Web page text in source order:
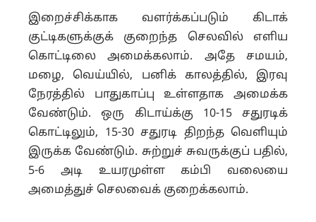
இறைச்சிக்காக வளர்க்கப்படும் கிடாக்
குட்டிகளுக்குக் குறைந்த செலவில் எளிய
கொட்டிலை அமைக்கலாம். அதே சமயம்,
மழை, வெய்யில், பனிக் காலத்தில், இரவு
நேரத்தில் பாதுகாப்பு உள்ளதாக அமைக்க
வேண்டும். ஒரு கிடாய்க்கு 10-15 சதுரடிக்
கொட்டிலும், 15-30 சதுரடி திறந்த வெளியும்
இருக்க வேண்டும். சுற்றுச் சுவருக்குப் பதில்,
5-6 அடி உயரமுள்ள கம்பி வலையை
அமைத்துச் செலவைக் குறைக்கலாம்.